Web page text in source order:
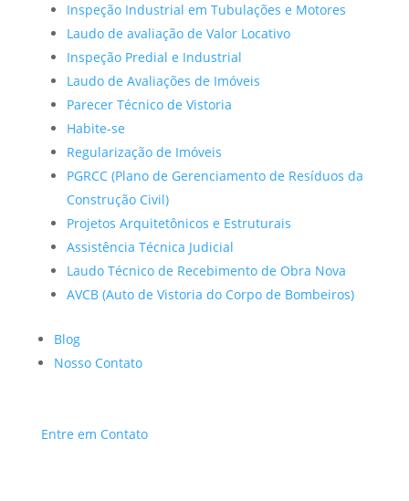
Inspeção Industrial em Tubulações e Motores
Laudo de avaliação de Valor Locativo
Inspeção Predial e Industrial
Laudo de Avaliações de Imóveis
Parecer Técnico de Vistoria
Habite-se
Regularização de Imóveis
PGRCC (Plano de Gerenciamento de Resíduos da
Construção Civil)
Projetos Arquitetônicos e Estruturais
Assistência Técnica Judicial
Laudo Técnico de Recebimento de Obra Nova
AVCB (Auto de Vistoria do Corpo de Bombeiros)
Blog
Nosso Contato
Entre em Contato